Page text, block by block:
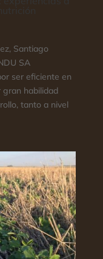
Santiago
SA
ser eficiente en
gran habilidad
tanto a nivel